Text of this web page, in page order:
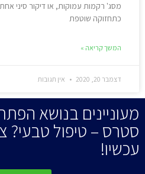
מסג' רקמות עמוקות, או דיקור סיני
כתחזוקה שוטפת
המשך קריאה »
דצמבר 20, 2020 אין תגובות
מעוניינים בנושא
סטרס – טיפול טבעי?
עכשיו!